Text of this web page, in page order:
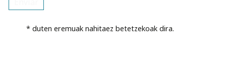
* duten eremuak nahitaez betetzekoak dira.